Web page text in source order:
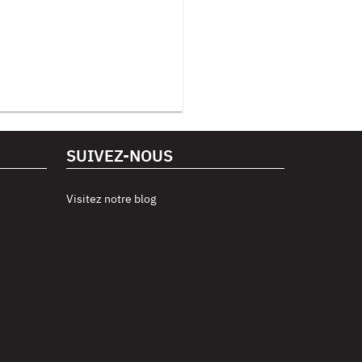
SUIVEZ-NOUS
Visitez notre blog